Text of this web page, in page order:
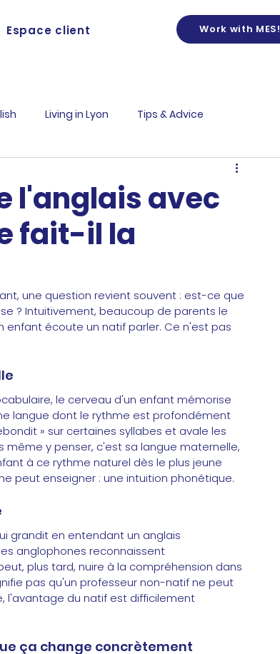
Espace client Work with MES!
Living in Lyon Tips & Advice
l'anglais avec
fait-il la
une question revient souvent : est-ce que
? Intuitivement, beaucoup de parents le
enfant écoute un natif parler. Ce n'est pas
le cerveau d'un enfant mémorise
langue dont le rythme est profondément
» sur certaines syllabes et avale les
y penser, c'est sa langue maternelle,
à ce rythme naturel dès le plus jeune
peut enseigner : une intuition phonétique.
grandit en entendant un anglais
anglophones reconnaissent
plus tard, nuire à la compréhension dans
pas qu'un professeur non-natif ne peut
l'avantage du natif est difficilement
ça change concrètement